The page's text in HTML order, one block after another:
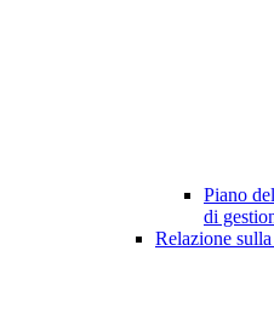
Piano
di
Relazione